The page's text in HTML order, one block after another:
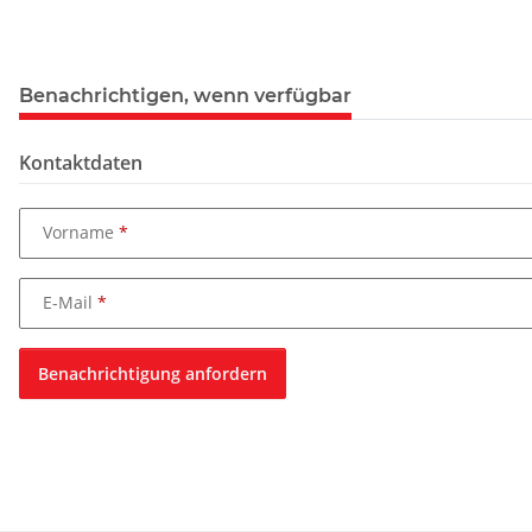
Benachrichtigen, wenn verfügbar
Kontaktdaten
Vorname
E-Mail
Benachrichtigung anfordern